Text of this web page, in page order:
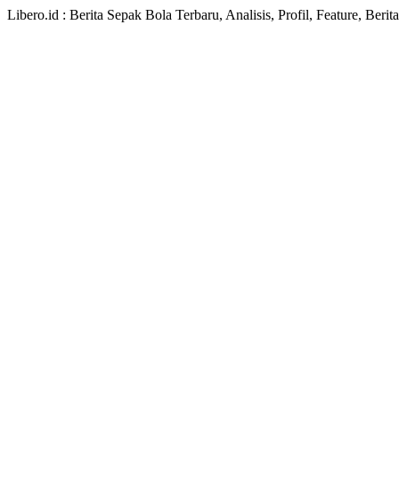
Libero.id : Berita Sepak Bola Terbaru, Analisis, Profil, Feature,